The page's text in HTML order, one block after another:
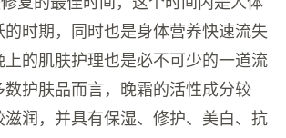
的时期，同时也是身体营养快速流失
上的肌肤护理也是必不可少的一道流
护肤品而言，晚霜的活性成分较
滋润，并具有保湿、修护、美白、抗